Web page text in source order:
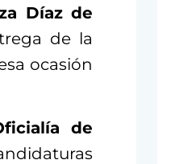
Díaz de
de la
ocasión
de